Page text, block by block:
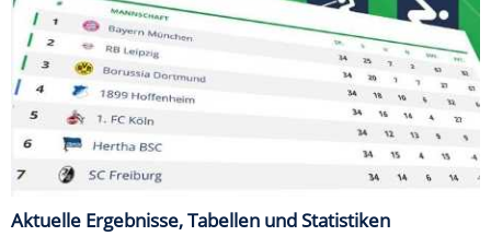
Aktuelle Ergebnisse, Tabellen und Statistiken